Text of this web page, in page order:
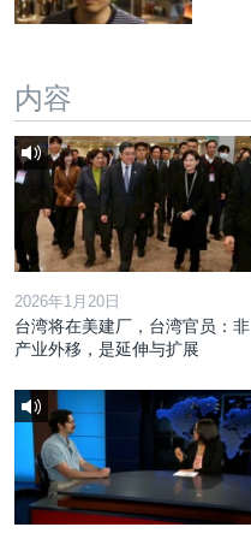
内容
2026年1月20日
台湾将在美建厂，台湾官员：非
产业外移，是延伸与扩展